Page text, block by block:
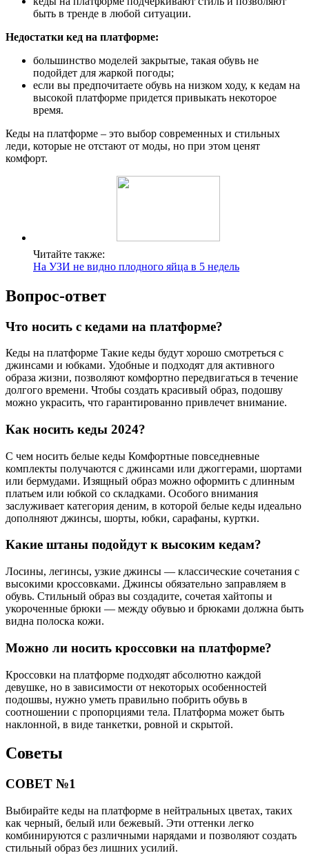
быть в тренде в любой ситуации.
Недостатки кед на платформе:
большинство моделей закрытые, такая обувь не
подойдет для жаркой погоды;
если вы предпочитаете обувь на низком ходу, к кедам на
высокой платформе придется привыкать некоторое
время.
Кеды на платформе – это выбор современных и стильных
леди, которые не отстают от моды, но при этом ценят
комфорт.
Читайте также:
На УЗИ не видно плодного яйца в 5 недель
Вопрос-ответ
Что носить с кедами на платформе?
Кеды на платформе Такие кеды будут хорошо смотреться с
джинсами и юбками. Удобные и подходят для активного
образа жизни, позволяют комфортно передвигаться в течение
долгого времени. Чтобы создать красивый образ, подошву
можно украсить, что гарантированно привлечет внимание.
Как носить кеды 2024?
С чем носить белые кеды Комфортные повседневные
комплекты получаются с джинсами или джоггерами, шортами
или бермудами. Изящный образ можно оформить с длинным
платьем или юбкой со складками. Особого внимания
заслуживает категория деним, в которой белые кеды идеально
дополняют джинсы, шорты, юбки, сарафаны, куртки.
Какие штаны подойдут к высоким кедам?
Лосины, легинсы, узкие джинсы — классические сочетания с
высокими кроссовками. Джинсы обязательно заправляем в
обувь. Стильный образ вы создадите, сочетая хайтопы и
укороченные брюки — между обувью и брюками должна быть
видна полоска кожи.
Можно ли носить кроссовки на платформе?
Кроссовки на платформе подходят абсолютно каждой
девушке, но в зависимости от некоторых особенностей
подошвы, нужно уметь правильно побрить обувь в
соотношении с пропорциями тела. Платформа может быть
наклонной, в виде танкетки, ровной и скрытой.
Советы
СОВЕТ №1
Выбирайте кеды на платформе в нейтральных цветах, таких
как черный, белый или бежевый. Эти оттенки легко
комбинируются с различными нарядами и позволяют создать
стильный образ без лишних усилий.